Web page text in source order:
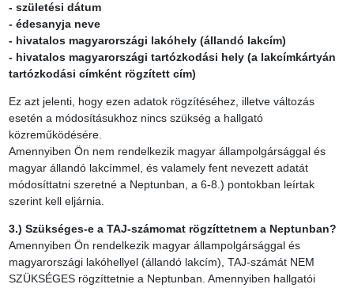
- születési dátum
- édesanyja neve
- hivatalos magyarországi lakóhely (állandó lakcím)
- hivatalos magyarországi tartózkodási hely (a lakcímkártyán
tartózkodási címként rögzített cím)
Ez azt jelenti, hogy ezen adatok rögzítéséhez, illetve változás
esetén a módosításukhoz nincs szükség a hallgató
közreműködésére.
Amennyiben Ön nem rendelkezik magyar állampolgársággal és
magyar állandó lakcímmel, és valamely fent nevezett adatát
módosíttatni szeretné a Neptunban, a 6-8.) pontokban leírtak
szerint kell eljárnia.
3.) Szükséges-e a TAJ-számomat rögzíttetnem a Neptunban?
Amennyiben Ön rendelkezik magyar állampolgársággal és
magyarországi lakóhellyel (állandó lakcím), TAJ-számát NEM
SZÜKSÉGES rögzíttetnie a Neptunban. Amennyiben hallgatói